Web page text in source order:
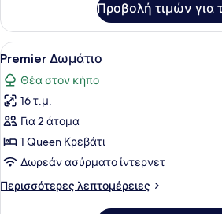
Σουίτα
Προβολή τιμών για
Προβολή
όλων
των
φωτογραφιών
για
Premier
Δωμάτιο
Ένα
6
Premier Δωμάτιο
Θέα στον κήπο
16 τ.μ.
Για 2 άτομα
1 Queen Κρεβάτι
Δωρεάν ασύρματο ίντερνετ
Περισσότερες λεπτομέρειες
Περισσότερες